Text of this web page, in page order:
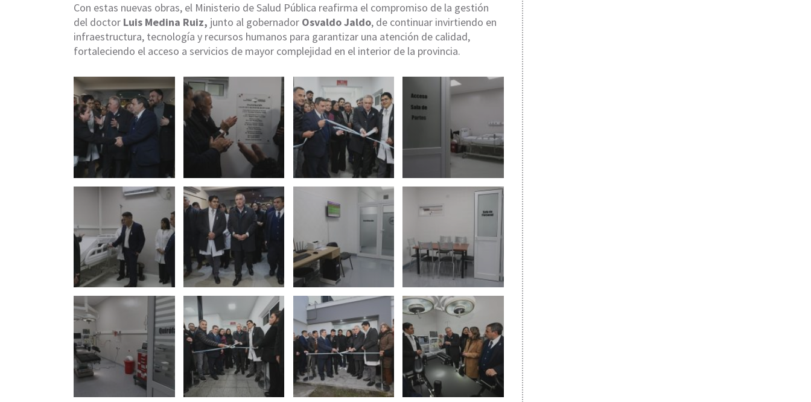
Con estas nuevas obras, el Ministerio de Salud Pública reafirma el compromiso de la gestión
del doctor Luis Medina Ruiz, junto al gobernador Osvaldo Jaldo, de continuar invirtiendo en
infraestructura, tecnología y recursos humanos para garantizar una atención de calidad,
fortaleciendo el acceso a servicios de mayor complejidad en el interior de la provincia.